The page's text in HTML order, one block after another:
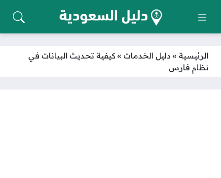
الرئيسية » دليل الخدمات » كيفية تحديث البيانات في
نظام فارس